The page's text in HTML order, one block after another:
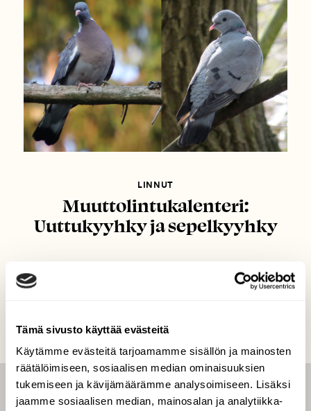
Tämä sivusto käyttää evästeitä
Käytämme evästeitä tarjoamamme sisällön ja mainosten
räätälöimiseen, sosiaalisen median ominaisuuksien
tukemiseen ja kävijämäärämme analysoimiseen. Lisäksi
jaamme sosiaalisen median, mainosalan ja analytiikka-
LINNUT
Muuttolintukalenteri:
Uuttukyyhky ja sepelkyyhky
LEHTI